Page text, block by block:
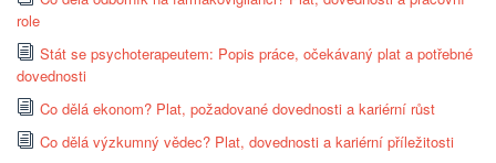
role
Stát se psychoterapeutem: Popis práce, očekávaný plat a potřebné
dovednosti
Co dělá ekonom? Plat, požadované dovednosti a kariérní růst
Co dělá výzkumný vědec? Plat, dovednosti a kariérní příležitosti